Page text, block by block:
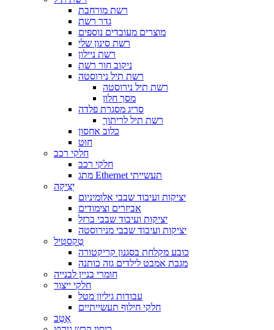
רשת מורחבת
גדר רשת
מוצרים מעובדים נוספים
רשת סינון שלי
רשת ניילון
ניקוב חור רשת
רשת תיל נירוסטה
רשת תיל נירוסטה
מסך חלון
סריג מסגרת פלדה
רשת תיל לריתוך
כלוב אחסון
חוּט
חלקי רכב
חלקי רכב
מתג Ethernet תעשייתי
יְצִיקָה
יציקות ועיבוד שבבי אלומיניום
אביזרים וצימודים
יציקות ועיבוד שבבי ברזל
יציקות ועיבוד שבבי מנירוסטה
טֶקסטִיל
כובע מקלחת בסגנון קריקטורה
מגבת אמבט לילדים גזה כותנה
חומרי בניין לבנייה
חלקי ייצור
עבודות גיליון מטל
חלקי חילוף תעשייתיים
אֶטֶב